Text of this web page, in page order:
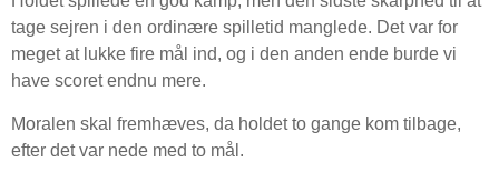
tage sejren i den ordinære spilletid manglede. Det var for
meget at lukke fire mål ind, og i den anden ende burde vi
have scoret endnu mere.
Moralen skal fremhæves, da holdet to gange kom tilbage,
efter det var nede med to mål.